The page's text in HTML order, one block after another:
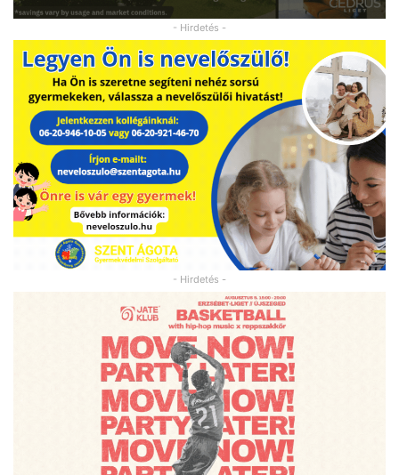
- Hirdetés -
- Hirdetés -